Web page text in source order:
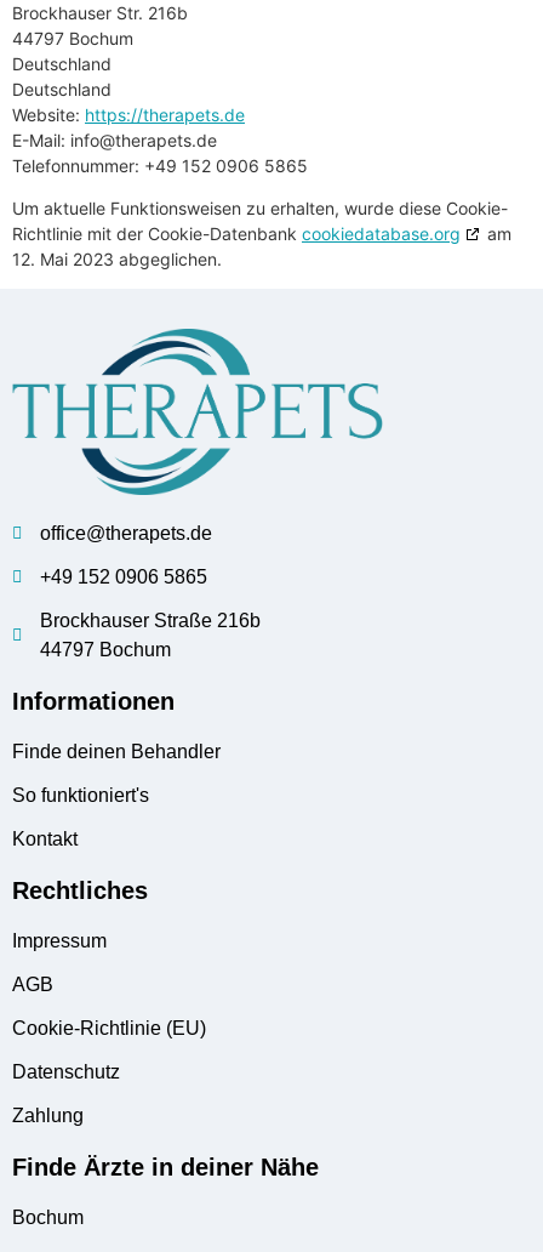
Brockhauser Str. 216b
44797 Bochum
Deutschland
Deutschland
Website: https://therapets.de
E-Mail: ed.stepareht@ofni
Telefonnummer: +49 152 0906 5865
Um aktuelle Funktionsweisen zu erhalten, wurde diese Cookie-
Richtlinie mit der Cookie-Datenbank cookiedatabase.org
am
12. Mai 2023 abgeglichen.
office@therapets.de
+49 152 0906 5865
Brockhauser Straße 216b
44797 Bochum
Informationen
Finde deinen Behandler
So funktioniert's
Kontakt
Rechtliches
Impressum
AGB
Cookie-Richtlinie (EU)
Datenschutz
Zahlung
Finde Ärzte in deiner Nähe
Bochum